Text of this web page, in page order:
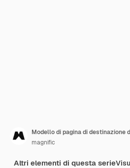
Modello di pagina di destinazione
magnific
Altri elementi di questa serie